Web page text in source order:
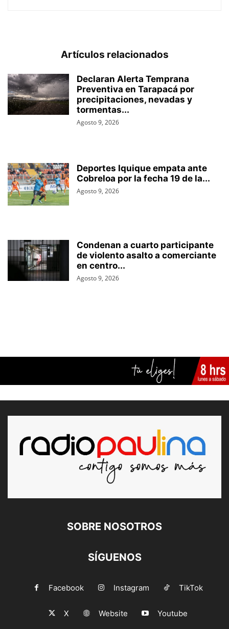
Artículos relacionados
Declaran Alerta Temprana
Preventiva en Tarapacá por
precipitaciones, nevadas y
tormentas...
Agosto 9, 2026
Deportes Iquique empata ante
Cobreloa por la fecha 19 de la...
Agosto 9, 2026
Condenan a cuarto participante
de violento asalto a comerciante
en centro...
Agosto 9, 2026
SOBRE NOSOTROS
SÍGUENOS
Facebook Instagram TikTok
X Website Youtube